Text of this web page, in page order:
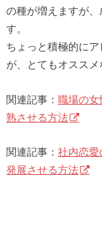
の種が増えますが
す。
ちょっと積極的に
が、とてもオススメ
関連記事： 職場の女
熟させる方法
関連記事： 社内恋愛
発展させる方法